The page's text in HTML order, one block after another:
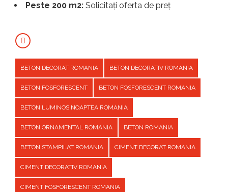
Peste 200 m2: Solicitați oferta de preț
BETON DECORAT ROMANIA BETON DECORATIV ROMANIA
BETON FOSFORESCENT BETON FOSFORESCENT ROMANIA
BETON LUMINOS NOAPTEA ROMANIA
BETON ORNAMENTAL ROMANIA BETON ROMANIA
BETON STAMPILAT ROMANIA CIMENT DECORAT ROMANIA
CIMENT DECORATIV ROMANIA
CIMENT FOSFORESCENT ROMANIA